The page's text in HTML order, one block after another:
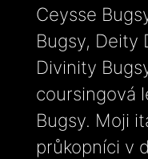
Ceysse
Bugsy, Deity
Divinity
coursingová
Bugsy. Moji
průkopníci v